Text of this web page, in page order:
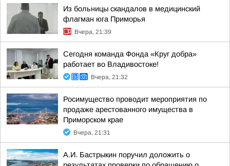
Из больницы скандалов в медицинский
флагман юга Приморья
Вчера, 21:39
Сегодня команда Фонда «Круг добра»
работает во Владивостоке!
Вчера, 21:32
Росимущество проводит мероприятия по
продаже арестованного имущества в
Приморском крае
Вчера, 21:31
А.И. Бастрыкин поручил доложить о